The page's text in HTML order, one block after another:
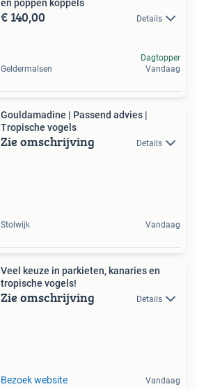
en poppen koppels
€ 140,00 Details
Geldermalsen
Dagtopper
Vandaag
Gouldamadine | Passend advies |
Tropische vogels
Zie omschrijving Details
Stolwijk Vandaag
Veel keuze in parkieten, kanaries en
tropische vogels!
Zie omschrijving Details
Bezoek website Vandaag